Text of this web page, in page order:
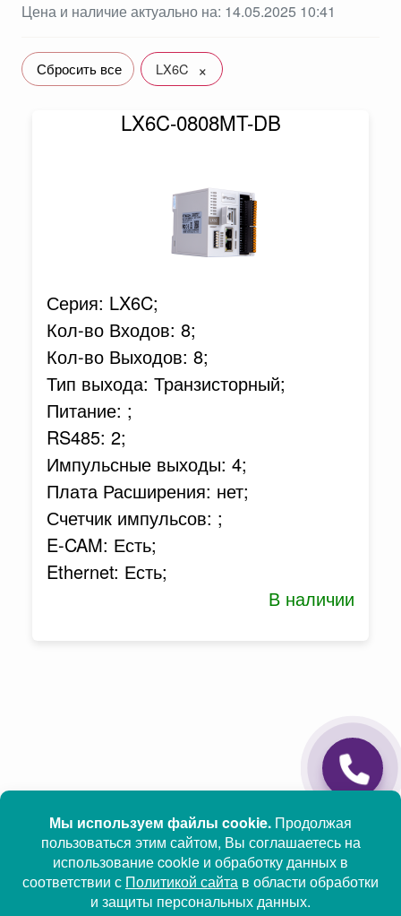
Цена и наличие актуально на: 14.05.2025 10:41
Сбросить все LX6C ×
LX6C-0808MT-DB
Серия: LX6C;
Кол-во Входов: 8;
Кол-во Выходов: 8;
Тип выхода: Транзисторный;
Питание: ;
RS485: 2;
Импульсные выходы: 4;
Плата Расширения: нет;
Счетчик импульсов: ;
E-CAM: Есть;
Ethernet: Есть;
В наличии